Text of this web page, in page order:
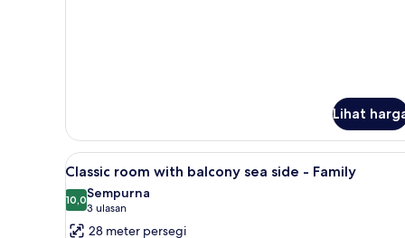
with
Balcony
Lihat
Lihat
semua
foto
untuk
Minibar, brankas, tirai kedap
5
Classic room with balcony sea side - Family
10,010,0 dari 10
Sempurna
3 ulasan
(3
ulasan)
28 meter persegi